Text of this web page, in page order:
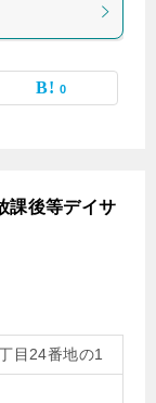
0
課後等デイサ
目24番地の1